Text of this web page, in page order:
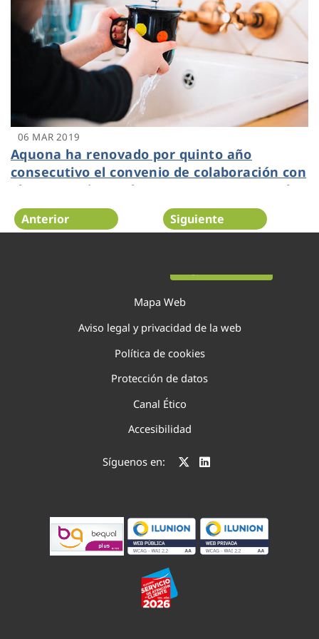
06 MAR 2019
Aquona ha renovado por quinto año
consecutivo el convenio de colaboración con
el Ayuntamiento de Benavente para ayudas
de Pobreza Hídrico-Energética
Anterior Siguiente
Mapa Web
Aviso legal y privacidad de la web
Política de cookies
Protección de datos
Canal Ético
Accesibilidad
Síguenos en: